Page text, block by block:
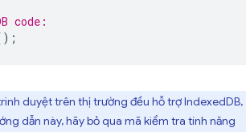
code:
duyệt trên thị trường đều hỗ trợ IndexedDB,
dẫn này, hãy bỏ qua mã kiểm tra tính năng